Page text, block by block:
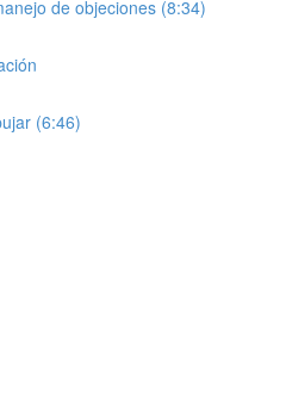
de objeciones (8:34)
(6:46)